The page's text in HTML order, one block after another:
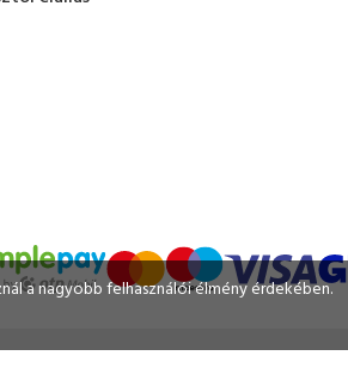
a nagyobb felhasználói élmény érdekében.